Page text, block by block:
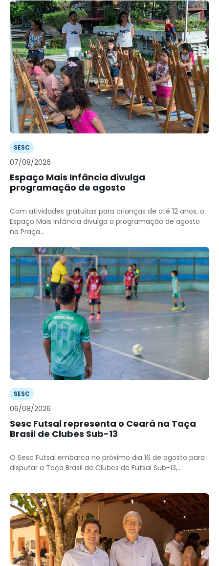
SESC
07/08/2026
Espaço Mais Infância divulga
programação de agosto
Com atividades gratuitas para crianças de até 12 anos, o
Espaço Mais Infância divulga a programação de agosto
na Praça...
SESC
06/08/2026
Sesc Futsal representa o Ceará na Taça
Brasil de Clubes Sub-13
O Sesc Futsal embarca no próximo dia 16 de agosto para
disputar a Taça Brasil de Clubes de Futsal Sub-13,...